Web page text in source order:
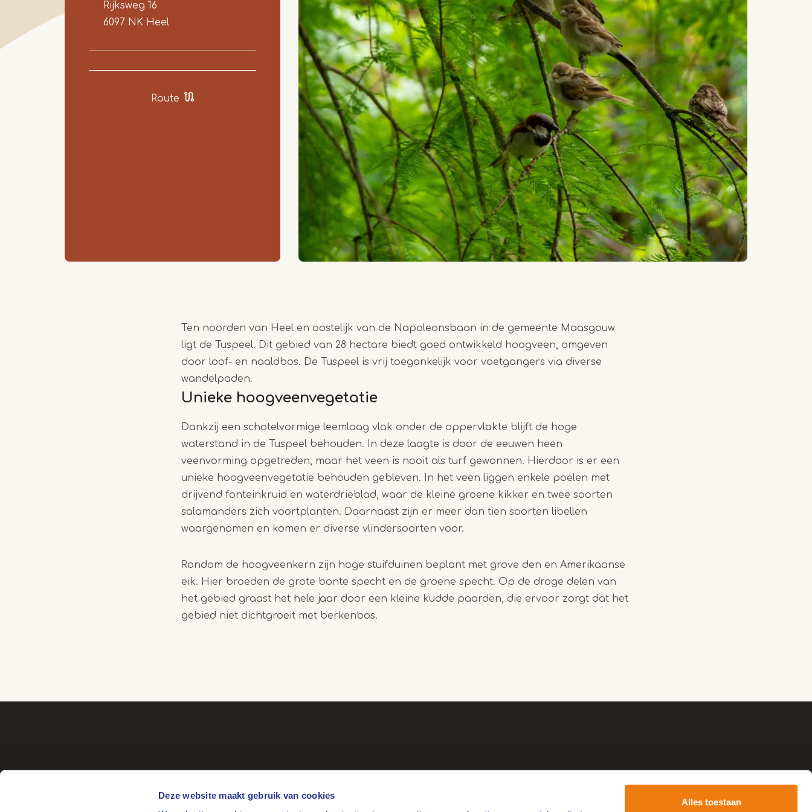
Deze website maakt gebruik van cookies
Alles toestaan
Rijksweg 16
6097 NK Heel
Route
Ten noorden van Heel en oostelijk van de Napoleonsbaan in de gemeente Maasgouw
ligt de Tuspeel. Dit gebied van 28 hectare biedt goed ontwikkeld hoogveen, omgeven
door loof- en naaldbos. De Tuspeel is vrij toegankelijk voor voetgangers via diverse
wandelpaden.
Unieke hoogveenvegetatie
Dankzij een schotelvormige leemlaag vlak onder de oppervlakte blijft de hoge
waterstand in de Tuspeel behouden. In deze laagte is door de eeuwen heen
veenvorming opgetreden, maar het veen is nooit als turf gewonnen. Hierdoor is er een
unieke hoogveenvegetatie behouden gebleven. In het veen liggen enkele poelen met
drijvend fonteinkruid en waterdrieblad, waar de kleine groene kikker en twee soorten
salamanders zich voortplanten. Daarnaast zijn er meer dan tien soorten libellen
waargenomen en komen er diverse vlindersoorten voor.
Rondom de hoogveenkern zijn hoge stuifduinen beplant met grove den en Amerikaanse
eik. Hier broeden de grote bonte specht en de groene specht. Op de droge delen van
het gebied graast het hele jaar door een kleine kudde paarden, die ervoor zorgt dat het
gebied niet dichtgroeit met berkenbos.
Gebruiksvoorwaarden